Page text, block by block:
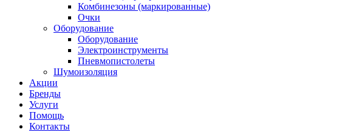
Комбинезоны (маркированные)
Очки
Оборудование
Оборудование
Электроинструменты
Пневмопистолеты
Шумоизоляция
Акции
Бренды
Услуги
Помощь
Контакты